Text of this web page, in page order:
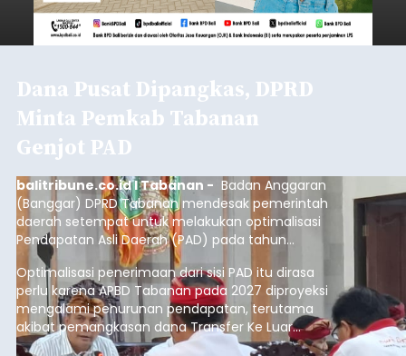
Dana Pusat Dipangkas, DPRD
Minta Pemkab Tabanan
Genjot PAD
balitribune.co.id I Tabanan - Badan Anggaran
(Banggar) DPRD Tabanan mendesak pemerintah
daerah setempat untuk melakukan optimalisasi
Pendapatan Asli Daerah (PAD) pada tahun
anggaran 2027.
Optimalisasi penerimaan dari sisi PAD itu dirasa
perlu karena APBD Tabanan pada 2027 diproyeksi
mengalami penurunan pendapatan, terutama
akibat pemangkasan dana Transfer Ke Luar
Daerah (TKD) dari pemerintah pusat.